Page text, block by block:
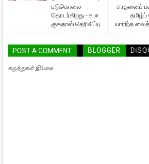
சாதனைப்
யாரிந்த
படுகொலை
தொடர்கிறது - சபா
குகதாஸ் தெரிவிப்பு
POST A COMMENT BLOGGER
கருத்துகள் இல்லை